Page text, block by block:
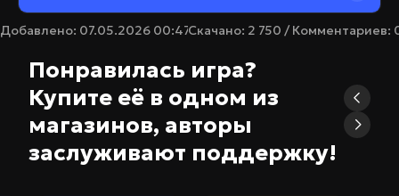
Добавлено: 07.05.2026 00:47Скачано: 2 750 / Комментариев:
Понравилась игра?
Купите её в одном из
магазинов, авторы
заслуживают поддержку!